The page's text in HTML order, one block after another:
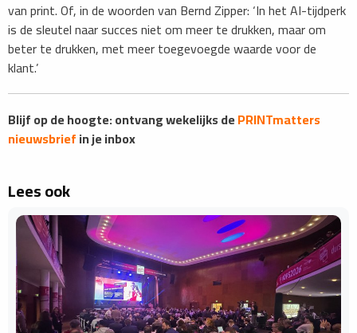
van print. Of, in de woorden van Bernd Zipper: ‘In het AI-tijdperk
is de sleutel naar succes niet om meer te drukken, maar om
beter te drukken, met meer toegevoegde waarde voor de
klant.’
Blijf op de hoogte: ontvang wekelijks dePRINTmatters
nieuwsbriefin je inbox
Lees ook